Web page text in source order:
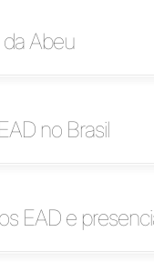
Abeu
no Brasil
EAD e